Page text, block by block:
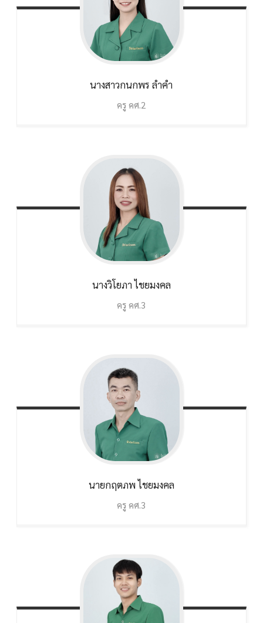
นางสาวกนกพร ลำคำ
ครู คศ.2
นางวิโยภา ไชยมงคล
ครู คศ.3
นายกฤตภพ ไชยมงคล
ครู คศ.3